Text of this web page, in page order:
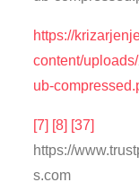
https://
content/
ub-
[7] [8] [37]
https://
s.com